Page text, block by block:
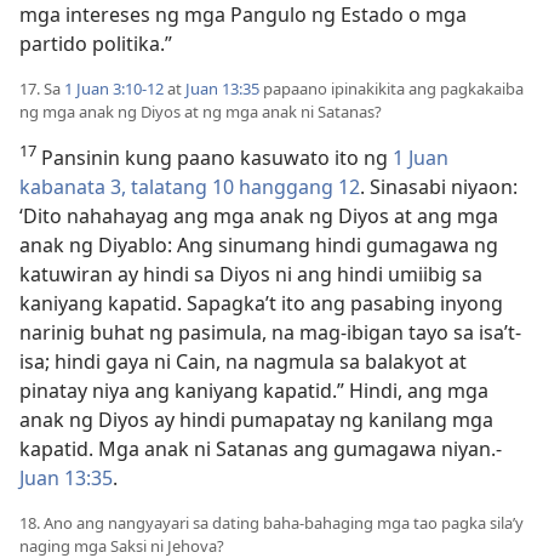
mga intereses ng mga Pangulo ng Estado o mga
partido politika.”
17. Sa 1 Juan 3:10-12at Juan 13:35 papaano ipinakikita ang pagkakaiba
ng mga anak ng Diyos at ng mga anak ni Satanas?
17 Pansinin kung paano kasuwato ito ng 1 Juan
kabanata 3, talatang 10 hanggang 12. Sinasabi niyaon:
‘Dito nahahayag ang mga anak ng Diyos at ang mga
anak ng Diyablo: Ang sinumang hindi gumagawa ng
katuwiran ay hindi sa Diyos ni ang hindi umiibig sa
kaniyang kapatid. Sapagka’t ito ang pasabing inyong
narinig buhat ng pasimula, na mag-ibigan tayo sa isa’t-
isa; hindi gaya ni Cain, na nagmula sa balakyot at
pinatay niya ang kaniyang kapatid.” Hindi, ang mga
anak ng Diyos ay hindi pumapatay ng kanilang mga
kapatid. Mga anak ni Satanas ang gumagawa niyan.-
Juan 13:35.
18. Ano ang nangyayari sa dating baha-bahaging mga tao pagka sila’y
naging mga Saksi ni Jehova?